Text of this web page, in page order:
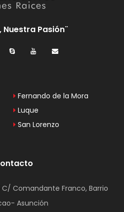
Nuestra Pasión¨
Fernando de la Mora
Luque
San Lorenzo
C/ Comandante Franco, Barrio
Asunción